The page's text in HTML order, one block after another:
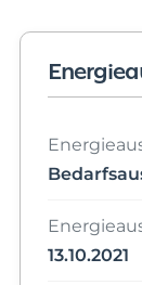
13.10.2021